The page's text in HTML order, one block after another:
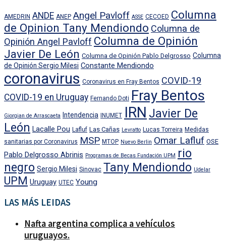
AMEDRIN ANDE ANEP Angel Pavloff ASSE CECOED Columna
de Opinion Tany Mendiondo Columna de
Opinión Angel Pavloff Columna de Opinión
Javier De León Columna de Opinión Pablo Delgrosso Columna
de Opinión Sergio Milesi Constante Mendiondo
coronavirus Coronavirus en Fray Bentos COVID-19
COVID-19 en Uruguay Fernando Doti Fray Bentos
Giorgian de Arrascaeta Intendencia INUMET IRN Javier De
León Lacalle Pou Lafluf Las Cañas Levratto Lucas Torreira Medidas
sanitarias por Coronavirus MSP MTOP Nuevo Berlin Omar Lafluf OSE
Pablo Delgrosso Abrinis Programas de Becas Fundación UPM
rio
negro Sergio Milesi Sinovac Tany Mendiondo Udelar
UPM Uruguay UTEC Young
LAS MÁS LEIDAS
Nafta argentina complica a vehículos
uruguayos.